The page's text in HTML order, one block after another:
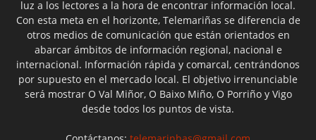
luz a los lectores a la hora de encontrar información local.
Con esta meta en el horizonte, Telemariñas se diferencia de
otros medios de comunicación que están orientados en
abarcar ámbitos de información regional, nacional e
internacional. Información rápida y comarcal, centrándonos
por supuesto en el mercado local. El objetivo irrenunciable
será mostrar O Val Miñor, O Baixo Miño, O Porriño y Vigo
desde todos los puntos de vista.